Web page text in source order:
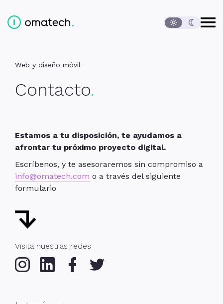
Ediversa Tech, S.L.
Contenido de la página
Pie de página
Web y diseño móvil
Contacto
Estamos a tu disposición, te ayudamos a
afrontar tu próximo proyecto digital.
Escríbenos, y te asesoraremos sin compromiso a
info@omatech.com o a través del siguiente
formulario
Visita nuestras redes
InstagramLinkedinFacebookTwitter